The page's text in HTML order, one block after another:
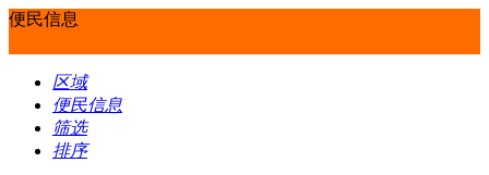
便民信息
区域
便民信息
筛选
排序